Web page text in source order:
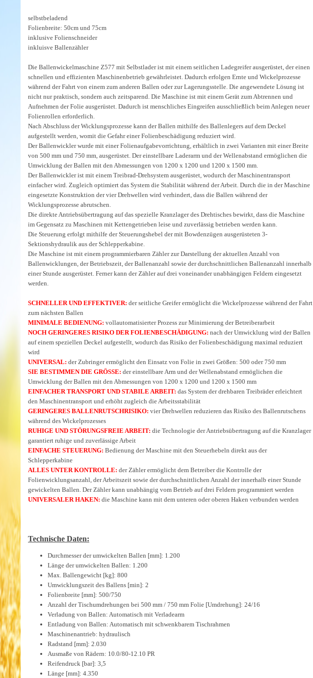
selbstbeladend
Folienbreite: 50cm und 75cm
inklusive Folienschneider
inkluisve Ballenzähler
Die Ballenwickelmaschine Z577 mit Selbstlader ist mit einem seitlichen Ladegreifer ausgerüstet, der einen
schnellen und effizienten Maschinenbetrieb gewährleistet. Dadurch erfolgen Ernte und Wickelprozesse
während der Fahrt von einem zum anderen Ballen oder zur Lagerungsstelle. Die angewendete Lösung ist
nicht nur praktisch, sondern auch zeitsparend. Die Maschine ist mit einem Gerät zum Abtrennen und
Aufnehmen der Folie ausgerüstet. Dadurch ist menschliches Eingreifen ausschließlich beim Anlegen neuer
Folienrollen erforderlich.
Nach Abschluss der Wicklungsprozesse kann der Ballen mithilfe des Ballenlegers auf dem Deckel
aufgestellt werden, womit die Gefahr einer Folienbeschädigung reduziert wird.
Der Ballenwickler wurde mit einer Folienaufgabevorrichtung, erhältlich in zwei Varianten mit einer Breite
von 500 mm und 750 mm, ausgerüstet. Der einstellbare Laderarm und der Wellenabstand ermöglichen die
Umwicklung der Ballen mit den Abmessungen von 1200 x 1200 und 1200 x 1500 mm.
Der Ballenwickler ist mit einem Treibrad-Drehsystem ausgerüstet, wodurch der Maschinentransport
einfacher wird. Zugleich optimiert das System die Stabilität während der Arbeit. Durch die in der Maschine
eingesetzte Konstruktion der vier Drehwellen wird verhindert, dass die Ballen während der
Wicklungsprozesse abrutschen.
Die direkte Antriebsübertragung auf das spezielle Kranzlager des Drehtisches bewirkt, dass die Maschine
im Gegensatz zu Maschinen mit Kettengetrieben leise und zuverlässig betrieben werden kann.
Die Steuerung erfolgt mithilfe der Steuerungshebel der mit Bowdenzügen ausgerüsteten 3-
Sektionshydraulik aus der Schlepperkabine.
Die Maschine ist mit einem programmierbaren Zähler zur Darstellung der aktuellen Anzahl von
Ballenwicklungen, der Betriebszeit, der Ballenanzahl sowie der durchschnittlichen Ballenanzahl innerhalb
einer Stunde ausgerüstet. Ferner kann der Zähler auf drei voneinander unabhängigen Feldern eingesetzt
werden.
SCHNELLER UND EFFEKTIVER: der seitliche Greifer ermöglicht die Wickelprozesse während der Fahrt
zum nächsten Ballen
MINIMALE BEDIENUNG: vollautomatisierter Prozess zur Minimierung der Betreiberarbeit
NOCH GERINGERES RISIKO DER FOLIENBESCHÄDIGUNG: nach der Umwicklung wird der Ballen
auf einem speziellen Deckel aufgestellt, wodurch das Risiko der Folienbeschädigung maximal reduziert
wird
UNIVERSAL: der Zubringer ermöglicht den Einsatz von Folie in zwei Größen: 500 oder 750 mm
SIE BESTIMMEN DIE GRÖSSE: der einstellbare Arm und der Wellenabstand ermöglichen die
Umwicklung der Ballen mit den Abmessungen von 1200 x 1200 und 1200 x 1500 mm
EINFACHER TRANSPORT UND STABILE ARBEIT: das System der drehbaren Treibräder erleichtert
den Maschinentransport und erhöht zugleich die Arbeitsstabilität
GERINGERES BALLENRUTSCHRISIKO: vier Drehwellen reduzieren das Risiko des Ballenrutschens
während des Wickelprozesses
RUHIGE UND STÖRUNGSFREIE ARBEIT: die Technologie der Antriebsübertragung auf die Kranzlager
garantiert ruhige und zuverlässige Arbeit
EINFACHE STEUERUNG: Bedienung der Maschine mit den Steuerhebeln direkt aus der
Schlepperkabine
ALLES UNTER KONTROLLE: der Zähler ermöglicht dem Betreiber die Kontrolle der
Folienwicklungsanzahl, der Arbeitszeit sowie der durchschnittlichen Anzahl der innerhalb einer Stunde
gewickelten Ballen. Der Zähler kann unabhängig vom Betrieb auf drei Feldern programmiert werden
UNIVERSALER HAKEN: die Maschine kann mit dem unteren oder oberen Haken verbunden werden
Technische Daten:
Durchmesser der umwickelten Ballen [mm]: 1.200
Länge der umwickelten Ballen: 1.200
Max. Ballengewicht [kg]: 800
Umwicklungszeit des Ballens [min]: 2
Folienbreite [mm]: 500/750
Anzahl der Tischumdrehungen bei 500 mm / 750 mm Folie [Umdrehung]: 24/16
Verladung von Ballen: Automatisch mit Verladearm
Entladung von Ballen: Automatisch mit schwenkbarem Tischrahmen
Maschinenantrieb: hydraulisch
Radstand [mm]: 2.030
Ausmaße von Rädern: 10.0/80-12.10 PR
Reifendruck [bar]: 3,5
Länge [mm]: 4.350